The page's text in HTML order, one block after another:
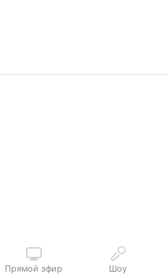
Прямой эфир Шоу